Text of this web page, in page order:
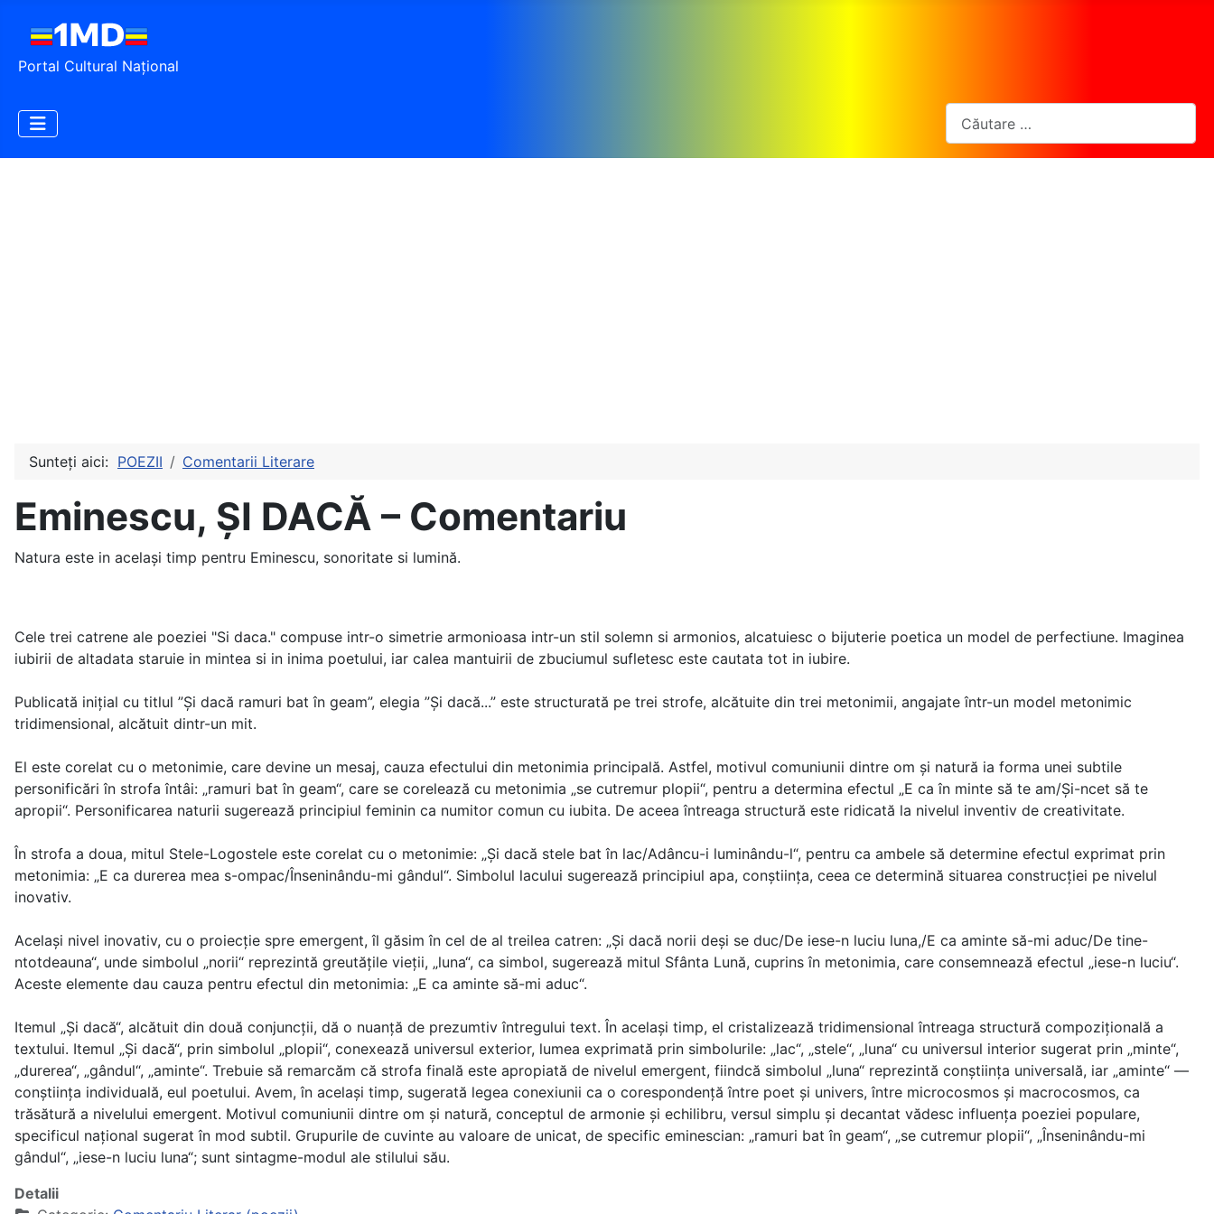
Portal Cultural Național
Sunteți aici: POEZII Comentarii Literare
Eminescu, ȘI DACĂ – Comentariu
Natura este in același timp pentru Eminescu, sonoritate si lumină.
Cele trei catrene ale poeziei "Si daca." compuse intr-o simetrie armonioasa intr-un stil solemn si armonios, alcatuiesc o bijuterie poetica un model de perfectiune. Imaginea
iubirii de altadata staruie in mintea si in inima poetului, iar calea mantuirii de zbuciumul sufletesc este cautata tot in iubire.
Publicată inițial cu titlul ”Şi dacă ramuri bat în geam”, elegia ”Şi dacă...” este structurată pe trei strofe, alcătuite din trei metonimii, angajate într-un model metonimic
tridimensional, alcătuit dintr-un mit.
El este corelat cu o metonimie, care devine un mesaj, cauza efectului din metonimia principală. Astfel, motivul comuniunii dintre om şi natură ia forma unei subtile
personificări în strofa întâi: „ramuri bat în geam“, care se corelează cu metonimia „se cutremur plopii“, pentru a determina efectul „E ca în minte să te am/Şi-ncet să te
apropii“. Personificarea naturii sugerează principiul feminin ca numitor comun cu iubita. De aceea întreaga structură este ridicată la nivelul inventiv de creativitate.
În strofa a doua, mitul Stele-Logostele este corelat cu o metonimie: „Şi dacă stele bat în lac/Adâncu-i luminându-l“, pentru ca ambele să determine efectul exprimat prin
metonimia: „E ca durerea mea s-ompac/Înseninându-mi gândul“. Simbolul lacului sugerează principiul apa, conştiinţa, ceea ce determină situarea construcţiei pe nivelul
inovativ.
Acelaşi nivel inovativ, cu o proiecţie spre emergent, îl găsim în cel de al treilea catren: „Şi dacă norii deşi se duc/De iese-n luciu luna,/E ca aminte să-mi aduc/De tine-
ntotdeauna“, unde simbolul „norii“ reprezintă greutăţile vieţii, „luna“, ca simbol, sugerează mitul Sfânta Lună, cuprins în metonimia, care consemnează efectul „iese-n luciu“.
Aceste elemente dau cauza pentru efectul din metonimia: „E ca aminte să-mi aduc“.
Itemul „Şi dacă“, alcătuit din două conjuncţii, dă o nuanţă de prezumtiv întregului text. În acelaşi timp, el cristalizează tridimensional întreaga structură compoziţională a
textului. Itemul „Şi dacă“, prin simbolul „plopii“, conexează universul exterior, lumea exprimată prin simbolurile: „lac“, „stele“, „luna“ cu universul interior sugerat prin „minte“,
„durerea“, „gândul“, „aminte“. Trebuie să remarcăm că strofa finală este apropiată de nivelul emergent, fiindcă simbolul „luna“ reprezintă conştiinţa universală, iar „aminte“ —
conştiinţa individuală, eul poetului. Avem, în acelaşi timp, sugerată legea conexiunii ca o corespondenţă între poet şi univers, între microcosmos şi macrocosmos, ca
trăsătură a nivelului emergent. Motivul comuniunii dintre om şi natură, conceptul de armonie şi echilibru, versul simplu şi decantat vădesc influenţa poeziei populare,
specificul naţional sugerat în mod subtil. Grupurile de cuvinte au valoare de unicat, de specific eminescian: „ramuri bat în geam“, „se cutremur plopii“, „Înseninându-mi
gândul“, „iese-n luciu luna“; sunt sintagme-modul ale stilului său.
Detalii